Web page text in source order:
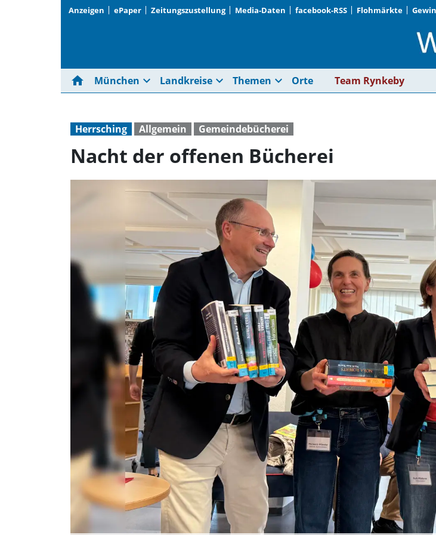
Anzeigen ePaper Zeitungszustellung Media-Daten facebook-RSS Flohmärkte
Nacht der
home München expand_more Landkreise expand_more Themen expand_more Orte Team Rynkeby
Herrsching Allgemein Gemeindebücherei
Nacht der offenen Bücherei